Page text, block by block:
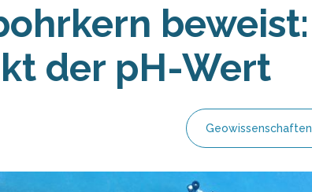
beweist:
der pH-Wert
Geowissenschaften